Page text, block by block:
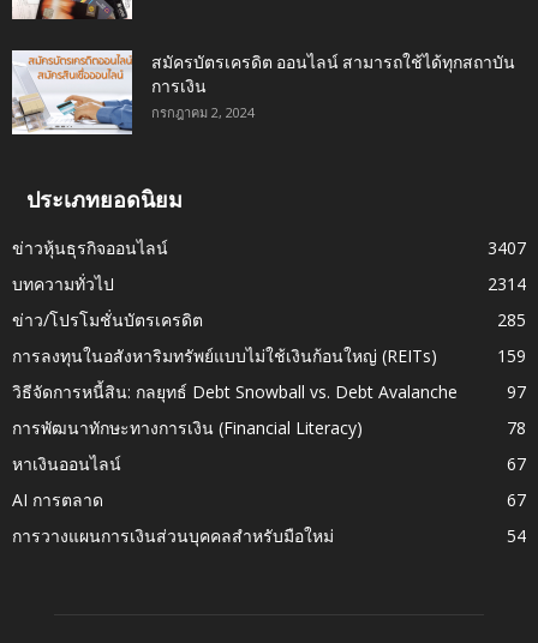
สมัครบัตรเครดิต ออนไลน์ สามารถใช้ได้ทุกสถาบัน
การเงิน
กรกฎาคม 2, 2024
ประเภทยอดนิยม
ข่าวหุ้นธุรกิจออนไลน์
3407
บทความทั่วไป
2314
ข่าว/โปรโมชั่นบัตรเครดิต
285
การลงทุนในอสังหาริมทรัพย์แบบไม่ใช้เงินก้อนใหญ่ (REITs)
159
วิธีจัดการหนี้สิน: กลยุทธ์ Debt Snowball vs. Debt Avalanche
97
การพัฒนาทักษะทางการเงิน (Financial Literacy)
78
หาเงินออนไลน์
67
AI การตลาด
67
การวางแผนการเงินส่วนบุคคลสำหรับมือใหม่
54